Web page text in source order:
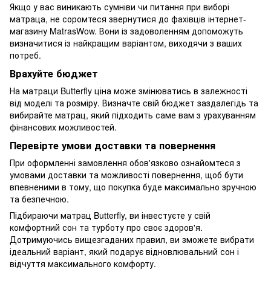
Якщо у вас виникають сумніви чи питання при виборі
матраца, не соромтеся звернутися до фахівців інтернет-
магазину MatrasWow. Вони із задоволенням допоможуть
визначитися із найкращим варіантом, виходячи з ваших
потреб.
Врахуйте бюджет
На матраци Butterfly ціна може змінюватись в залежності
від моделі та розміру. Визначте свій бюджет заздалегідь та
вибирайте матрац, який підходить саме вам з урахуванням
фінансових можливостей.
Перевірте умови доставки та повернення
При оформленні замовлення обов'язково ознайомтеся з
умовами доставки та можливості повернення, щоб бути
впевненими в тому, що покупка буде максимально зручною
та безпечною.
Підбираючи матрац Butterfly, ви інвестуєте у свій
комфортний сон та турботу про своє здоров'я.
Дотримуючись вищезгаданих правил, ви зможете вибрати
ідеальний варіант, який подарує відновлювальний сон і
відчуття максимального комфорту.